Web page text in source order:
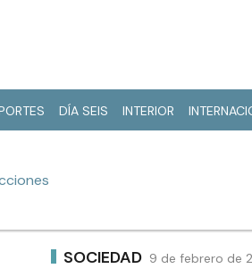
DÍA SEIS INTERIOR
SOCIEDAD 9 de febrero de